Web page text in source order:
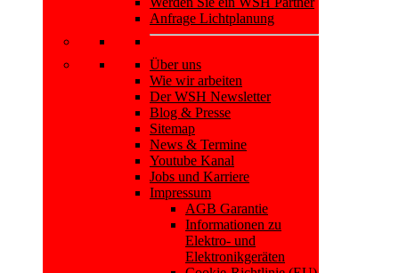
Anfrage Lichtplanung
Über uns
Wie wir arbeiten
Der WSH Newsletter
Blog & Presse
Sitemap
News & Termine
Youtube Kanal
Jobs und Karriere
Impressum
AGB Garantie
Informationen zu
Elektro- und
Elektronikgeräten